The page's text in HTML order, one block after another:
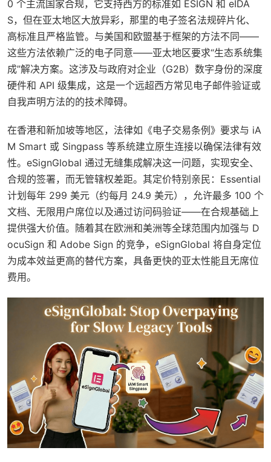
0 个主流国家合规，它支持西方的标准如 ESIGN 和 eIDA
S，但在亚太地区大放异彩，那里的电子签名法规碎片化、
高标准且严格监管。与美国和欧盟基于框架的方法不同——
这些方法依赖广泛的电子同意——亚太地区要求“生态系统集
成”解决方案。这涉及与政府对企业（G2B）数字身份的深度
硬件和 API 级集成，这是一个远超西方常见电子邮件验证或
自我声明方法的的技术障碍。
在香港和新加坡等地区，法律如《电子交易条例》要求与 iA
M Smart 或 Singpass 等系统建立原生连接以确保法律有效
性。eSignGlobal 通过无缝集成解决这一问题，实现安全、
合规的签署，而无管辖权差距。其定价特别亲民：Essential
计划每年 299 美元（约每月 24.9 美元），允许最多 100 个
文档、无限用户席位以及通过访问码验证——在合规基础上
提供强大价值。随着其在欧洲和美洲等全球范围内加强与 D
ocuSign 和 Adobe Sign 的竞争，eSignGlobal 将自身定位
为成本效益更高的替代方案，具备更快的亚太性能且无席位
费用。